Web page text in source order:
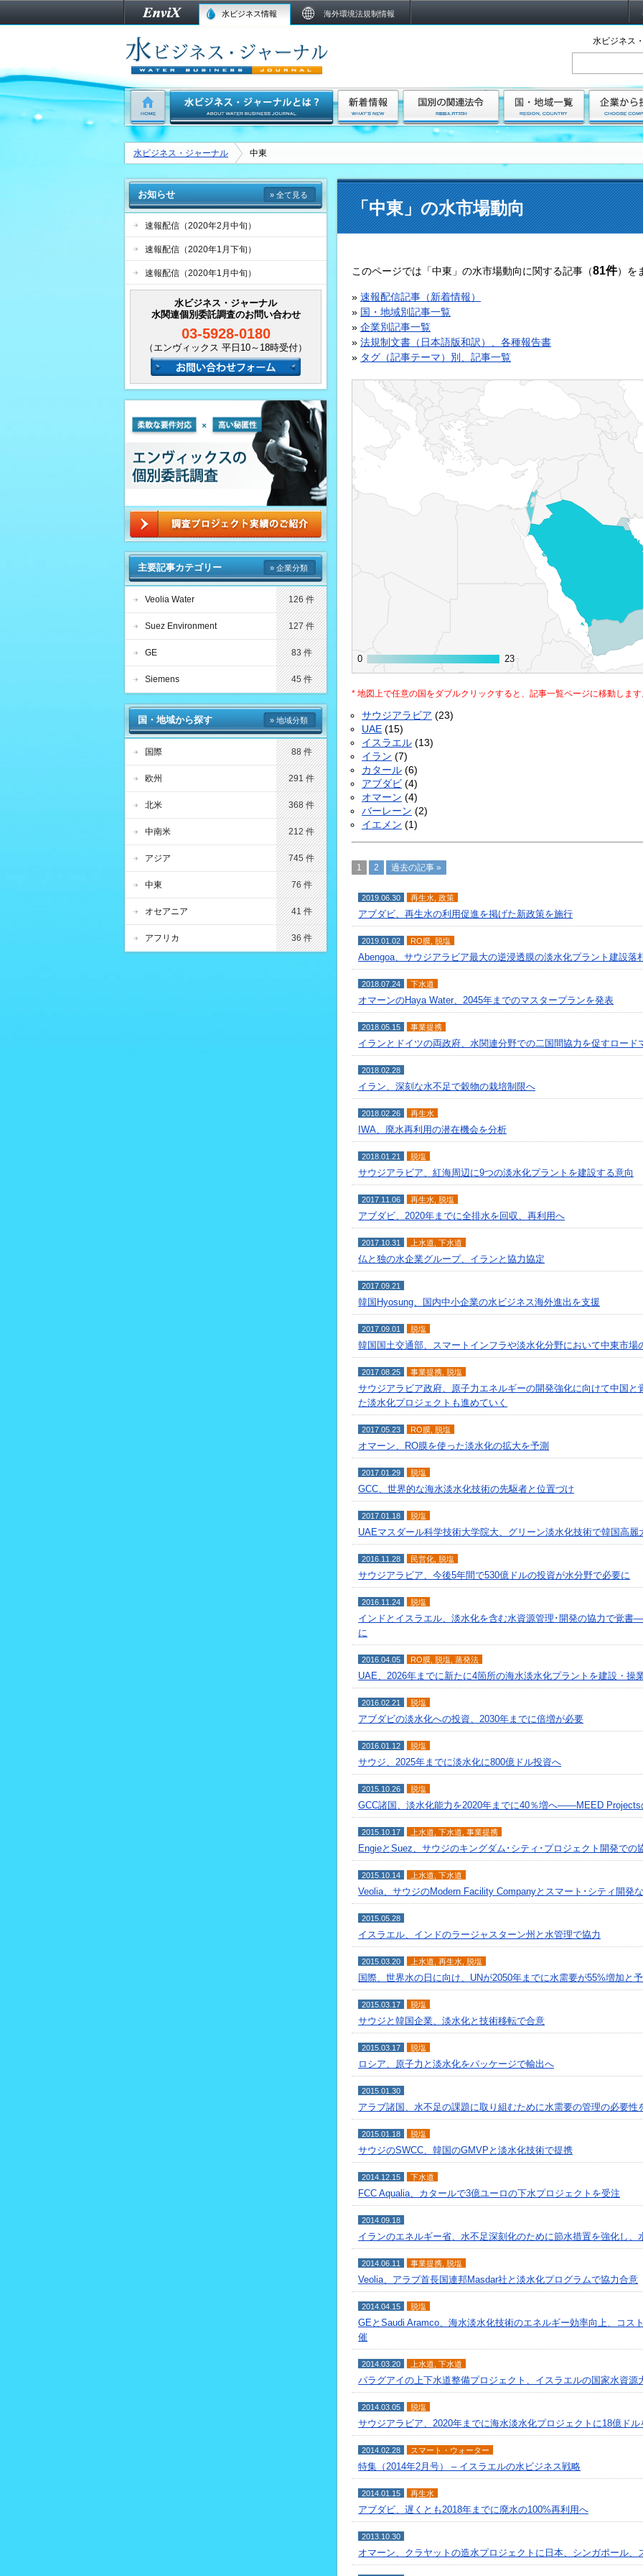
水ビジネス情報 海外環境法規制情報
水ビジネス
水ビジネス・ジャーナル 中東
「中東」の水市場動向
このページでは「中東」の水市場動向に関する記事（81件）を
» 速報配信記事（新着情報）
» 国・地域別記事一覧
» 企業別記事一覧
» 法規制文書（日本語版和訳）、各種報告書
» タグ（記事テーマ）別、記事一覧
0
0 23
23
* 地図上で任意の国をダブルクリックすると、記事一覧ページに移動しま
サウジアラビア (23)
UAE (15)
イスラエル (13)
イラン (7)
カタール (6)
アブダビ (4)
オマーン (4)
バーレーン (2)
イエメン (1)
1 2 過去の記事 »
2019.06.30 再生水 ,政策
アブダビ、再生水の利用促進を掲げた新政策を施行
2019.01.02 RO膜 脱塩
Abengoa、サウジアラビア最大の逆浸透膜の淡水化プラント建設落
2018.07.24 下水道
オマーンのHaya Water、2045年までのマスタープランを発表
2018.05.15 事業提携
イランとドイツの両政府、水関連分野での二国間協力を促すロード
2018.02.28
イラン、深刻な水不足で穀物の栽培制限へ
2018.02.26 再生水
IWA、廃水再利用の潜在機会を分析
2018.01.21 脱塩
サウジアラビア、紅海周辺に9つの淡水化プラントを建設する意向
2017.11.06 再生水 脱塩
アブダビ、2020年までに全排水を回収、再利用へ
2017.10.31 上水道 ,下水道
仏と独の水企業グループ、イランと協力協定
2017.09.21
韓国Hyosung、国内中小企業の水ビジネス海外進出を支援
2017.09.01 脱塩
韓国国土交通部、スマートインフラや淡水化分野において中東市場
2017.08.25 事業提携 脱塩
サウジアラビア政府、原子力エネルギーの開発強化に向けて中国
た淡水化プロジェクトも進めていく
2017.05.23 RO膜 脱塩
オマーン、RO膜を使った淡水化の拡大を予測
2017.01.29 脱塩
GCC、世界的な海水淡水化技術の先駆者と位置づけ
2017.01.18 脱塩
UAEマスダール科学技術大学院大、グリーン淡水化技術で韓国高麗
2016.11.28 民営化 脱塩
サウジアラビア、今後5年間で530億ドルの投資が水分野で必要に
2016.11.24 脱塩
インドとイスラエル、淡水化を含む水資源管理･開発の協力で覚
に
2016.04.05 RO膜 脱塩 ,蒸発法
UAE、2026年までに新たに4箇所の海水淡水化プラントを建設・
2016.02.21 脱塩
アブダビの淡水化への投資、2030年までに倍増が必要
2016.01.12 脱塩
サウジ、2025年までに淡水化に800億ドル投資へ
2015.10.26 脱塩
GCC諸国、淡水化能力を2020年までに40％増へ――MEED Projects
2015.10.17 上水道 ,下水道 ,事業提携
EngieとSuez、サウジのキングダム･シティ･プロジェクト開発での
2015.10.14 上水道 ,下水道
Veolia、サウジのModern Facility Companyとスマート･シティ開発
2015.05.28
イスラエル、インドのラージャスターン州と水管理で協力
2015.03.20 上水道 ,再生水 脱塩
国際、世界水の日に向け、UNが2050年までに水需要が55%増加と
2015.03.17 脱塩
サウジと韓国企業、淡水化と技術移転で合意
2015.03.17 脱塩
ロシア、原子力と淡水化をパッケージで輸出へ
2015.01.30
アラブ諸国、水不足の課題に取り組むために水需要の管理の必要性
2015.01.18 脱塩
サウジのSWCC、韓国のGMVPと淡水化技術で提携
2014.12.15 下水道
FCC Aqualia、カタールで3億ユーロの下水プロジェクトを受注
2014.09.18
イランのエネルギー省、水不足深刻化のために節水措置を強化し、
2014.06.11 事業提携 脱塩
Veolia、アラブ首長国連邦Masdar社と淡水化プログラムで協力合意
2014.04.15 脱塩
GEとSaudi Aramco、海水淡水化技術のエネルギー効率向上、コス
催
2014.03.20 上水道 ,下水道
パラグアイの上下水道整備プロジェクト、イスラエルの国家水資
2014.03.05 脱塩
サウジアラビア、2020年までに海水淡水化プロジェクトに18億ド
2014.02.28 スマート・ウォーター
特集（2014年2月号） – イスラエルの水ビジネス戦略
2014.01.15 再生水
アブダビ、遅くとも2018年までに廃水の100%再利用へ
2013.10.30
オマーン、クラヤットの造水プロジェクトに日本、シンガポール
お知らせ » 全て見る
速報配信（2020年2月中旬）
速報配信（2020年1月下旬）
速報配信（2020年1月中旬）
水ビジネス・ジャーナル
水関連個別委託調査のお問い合わせ
03-5928-0180
（エンヴィックス 平日10～18時受付）
主要記事カテゴリー » 企業分類
Veolia Water 126 件
Suez Environment 127 件
GE 83 件
Siemens 45 件
国・地域から探す » 地域分類
国際 88 件
欧州 291 件
北米 368 件
中南米 212 件
アジア 745 件
中東 76 件
オセアニア 41 件
アフリカ 36 件